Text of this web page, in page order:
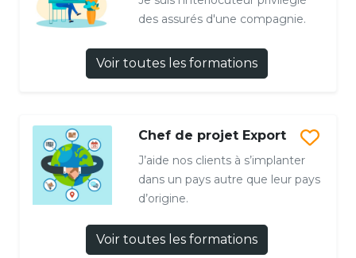
des assurés d'une compagnie.
Voir toutes les formations
Chef de projet Export
J’aide nos clients à s’implanter
dans un pays autre que leur pays
d’origine.
Voir toutes les formations